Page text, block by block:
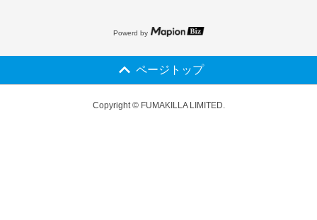
Powerd by
ページトップ
Copyright © FUMAKILLA LIMITED.